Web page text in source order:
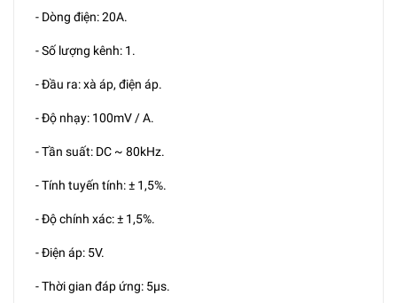
- Dòng điện: 20A.
- Số lượng kênh: 1.
- Đầu ra: xà áp, điện áp.
- Độ nhạy: 100mV / A.
- Tần suất: DC ~ 80kHz.
- Tính tuyến tính: ± 1,5%.
- Độ chính xác: ± 1,5%.
- Điện áp: 5V.
- Thời gian đáp ứng: 5μs.